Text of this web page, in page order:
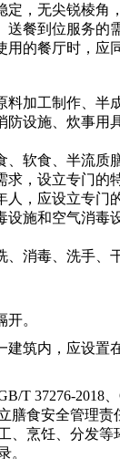
，无尖锐棱角
餐到位服务的
的餐厅时，应
加工制作、半
防设施、炊事
软食、半流质
，设立专门的
，应设立专门
施和空气消毒
消毒、洗手、
。
筑内，应设置
T 37276-2018
膳食安全管理责
、烹饪、分发
。